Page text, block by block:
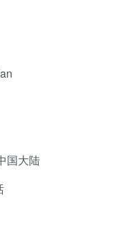
国大陆